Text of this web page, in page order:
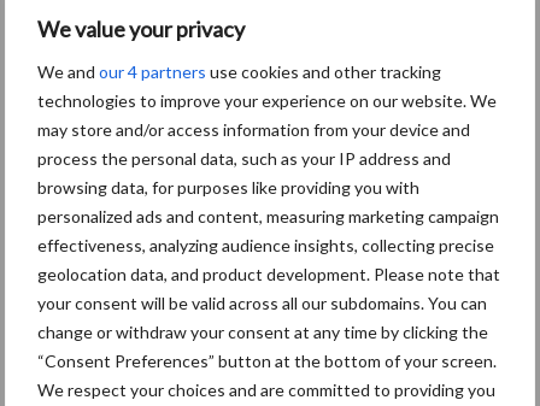
We value your privacy
We and our 4 partners use cookies and other tracking
technologies to improve your experience on our website. We
may store and/or access information from your device and
process the personal data, such as your IP address and
browsing data, for purposes like providing you with
personalized ads and content, measuring marketing campaign
effectiveness, analyzing audience insights, collecting precise
geolocation data, and product development. Please note that
your consent will be valid across all our subdomains. You can
change or withdraw your consent at any time by clicking the
“Consent Preferences” button at the bottom of your screen.
We respect your choices and are committed to providing you
Themapagina's
Diergezondheid Bemesting Fokkerij
Mastitis Hittestress